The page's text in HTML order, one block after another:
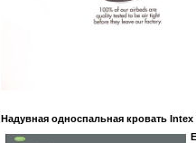
Надувная односпальная кровать